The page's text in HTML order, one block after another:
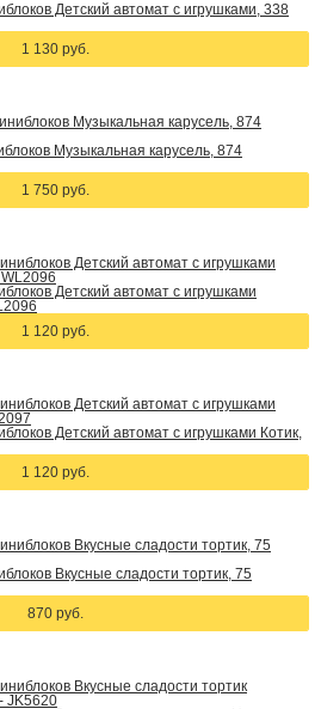
Детский автомат с игрушками, 338
1 130 руб.
Музыкальная карусель, 874
1 750 руб.
Детский автомат с игрушками
1 120 руб.
Детский автомат с игрушками Котик,
1 120 руб.
Вкусные сладости тортик, 75
870 руб.